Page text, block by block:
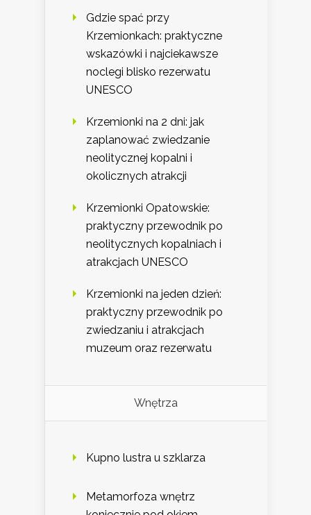
Gdzie spać przy
Krzemionkach: praktyczne
wskazówki i najciekawsze
noclegi blisko rezerwatu
UNESCO
Krzemionki na 2 dni: jak
zaplanować zwiedzanie
neolitycznej kopalni i
okolicznych atrakcji
Krzemionki Opatowskie:
praktyczny przewodnik po
neolitycznych kopalniach i
atrakcjach UNESCO
Krzemionki na jeden dzień:
praktyczny przewodnik po
zwiedzaniu i atrakcjach
muzeum oraz rezerwatu
Wnętrza
Kupno lustra u szklarza
Metamorfoza wnętrz